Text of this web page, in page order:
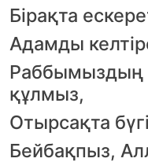
Бірақта
Адамды
Раббымыздың
құлмыз,
Отырсақта
Бейбақпыз,